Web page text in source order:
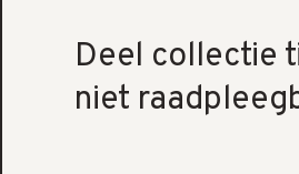
Deel collectie
niet